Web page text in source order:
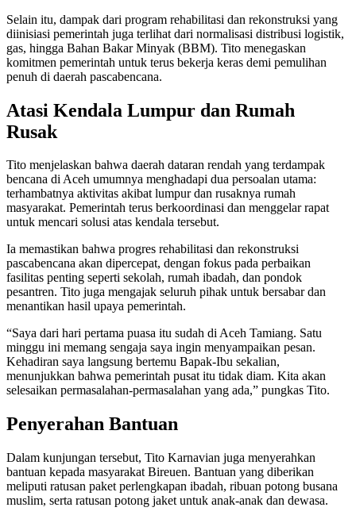
Selain itu, dampak dari program rehabilitasi dan rekonstruksi yang
diinisiasi pemerintah juga terlihat dari normalisasi distribusi logistik,
gas, hingga Bahan Bakar Minyak (BBM). Tito menegaskan
komitmen pemerintah untuk terus bekerja keras demi pemulihan
penuh di daerah pascabencana.
Atasi Kendala Lumpur dan Rumah
Rusak
Tito menjelaskan bahwa daerah dataran rendah yang terdampak
bencana di Aceh umumnya menghadapi dua persoalan utama:
terhambatnya aktivitas akibat lumpur dan rusaknya rumah
masyarakat. Pemerintah terus berkoordinasi dan menggelar rapat
untuk mencari solusi atas kendala tersebut.
Ia memastikan bahwa progres rehabilitasi dan rekonstruksi
pascabencana akan dipercepat, dengan fokus pada perbaikan
fasilitas penting seperti sekolah, rumah ibadah, dan pondok
pesantren. Tito juga mengajak seluruh pihak untuk bersabar dan
menantikan hasil upaya pemerintah.
“Saya dari hari pertama puasa itu sudah di Aceh Tamiang. Satu
minggu ini memang sengaja saya ingin menyampaikan pesan.
Kehadiran saya langsung bertemu Bapak-Ibu sekalian,
menunjukkan bahwa pemerintah pusat itu tidak diam. Kita akan
selesaikan permasalahan-permasalahan yang ada,” pungkas Tito.
Penyerahan Bantuan
Dalam kunjungan tersebut, Tito Karnavian juga menyerahkan
bantuan kepada masyarakat Bireuen. Bantuan yang diberikan
meliputi ratusan paket perlengkapan ibadah, ribuan potong busana
muslim, serta ratusan potong jaket untuk anak-anak dan dewasa.